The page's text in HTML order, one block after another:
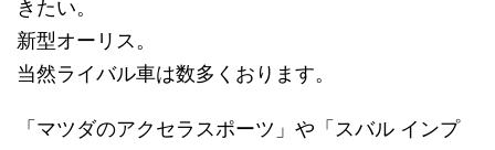
きたい。
新型オーリス。
当然ライバル車は数多くおります。
「マツダのアクセラスポーツ」や「スバル インプ